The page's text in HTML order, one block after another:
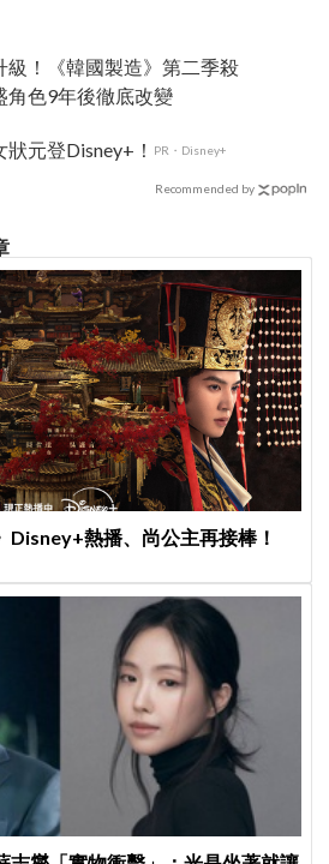
級！《韓國製造》第二季殺
角色9年後徹底改變
元登Disney+！ PR・Disney+
Recommended by
Disney+熱播、尚公主再接棒！